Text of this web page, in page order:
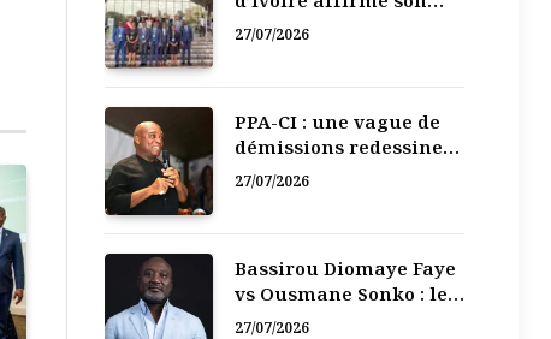
leadership numérique
27/07/2026
PPA-CI : une vague de
démissions redessine
la recomposition
27/07/2026
Bassirou Diomaye Faye
vs Ousmane Sonko : le
vacarme du pouvoir ne
27/07/2026